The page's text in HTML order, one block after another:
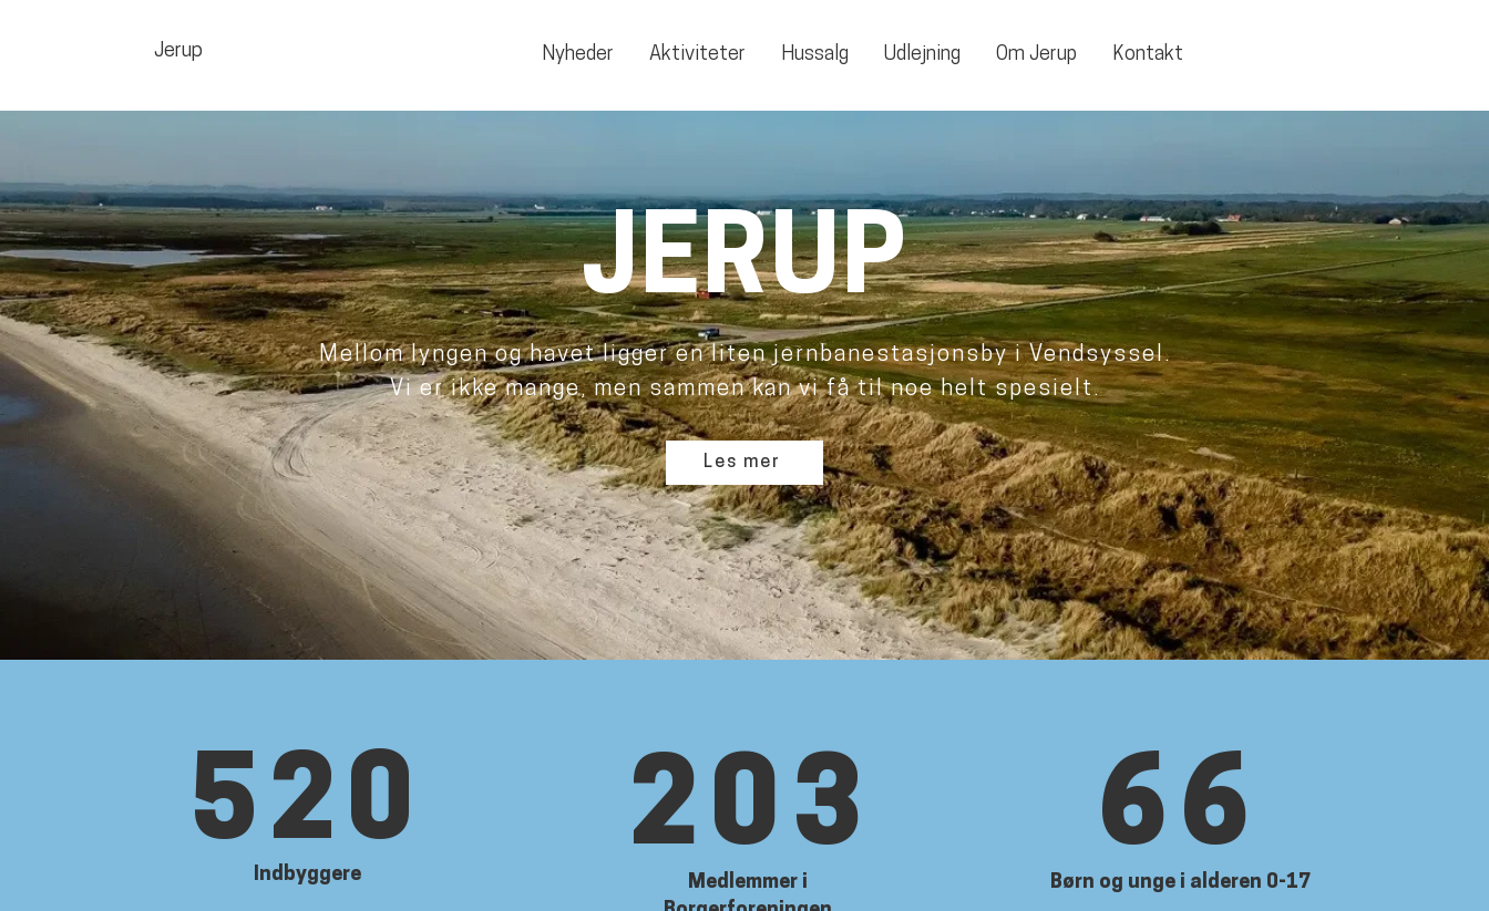
Jerup Nyheder Aktiviteter Hussalg Udlejning Om Jerup Kontakt
JERUP
Mellom lyngen og havet ligger en liten jernbanestasjonsby i Vendsyssel.
Vi er ikke mange, men sammen kan vi få til noe helt spesielt.
Les mer
520
Indbyggere
Medlemmer i
203
Børn og unge i alderen 0-17
66